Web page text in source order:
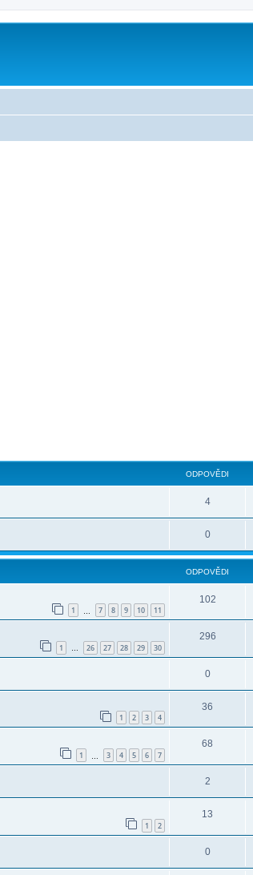
ODPOVĚDI
4
0
ODPOVĚDI
1 7 8 9 10 11
102
1 … 26 27 28 29 30
296
0
1 2 3 4
36
1 3 4 5 6 7
68
2
1 2
13
0